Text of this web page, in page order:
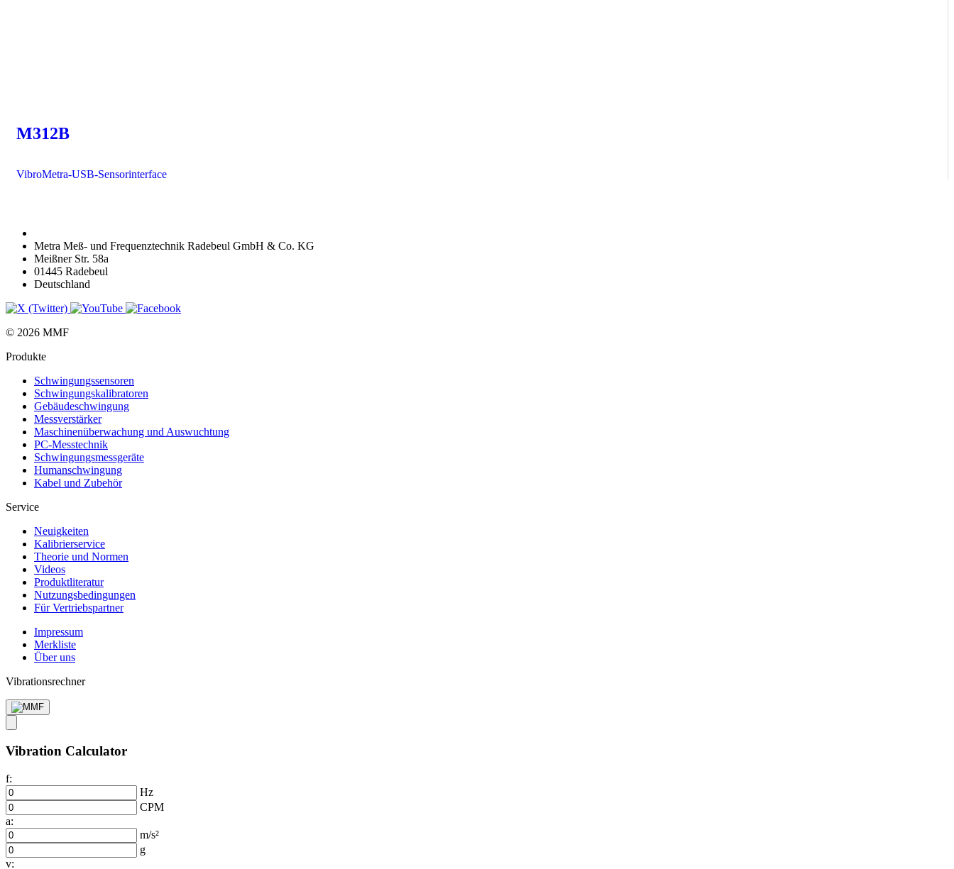
M312B
VibroMetra-USB-Sensorinterface
Metra Meß- und Frequenztechnik Radebeul GmbH & Co. KG
Meißner Str. 58a
01445 Radebeul
Deutschland
© 2026 MMF
Produkte
Schwingungs­sensoren
Schwingungs­kalibratoren
Gebäude­schwingung
Messverstärker
Maschinen­überwachung und Auswuchtung
PC-Messtechnik
Schwingungs­messgeräte
Human­schwingung
Kabel und Zubehör
Service
Neuigkeiten
Kalibrier­service
Theorie und Normen
Videos
Produkt­literatur
Nutzungs­bedingungen
Für Vertriebs­partner
Impressum
Merkliste
Über uns
Vibrationsrechner
Vibration Calculator
f:
Hz
CPM
a:
m/s²
g
v: